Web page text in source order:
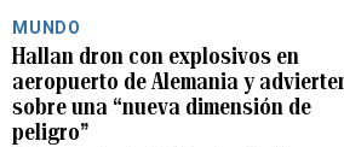
MUNDO
Hallan dron con explosivos en
aeropuerto de Alemania y
sobre una “nueva dimensión de
peligro”